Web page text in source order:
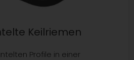
Keilriemen
Profile in einer